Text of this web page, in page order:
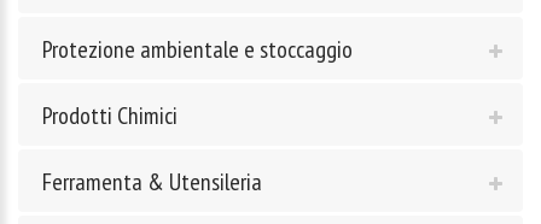
Protezione ambientale e stoccaggio
Prodotti Chimici
Ferramenta & Utensileria